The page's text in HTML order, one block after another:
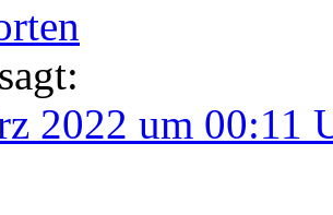
sagt:
2022 um 00:11